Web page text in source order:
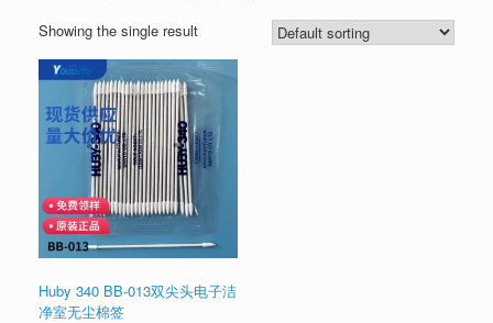
Showing the single result
Huby 340 BB-013双尖头电子洁
净室无尘棉签